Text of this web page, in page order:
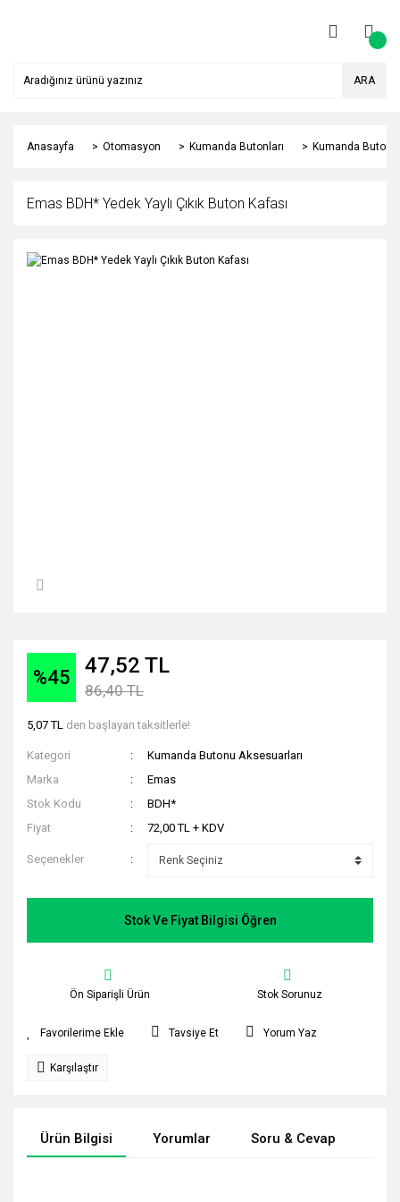
ARA
Anasayfa Otomasyon Kumanda Butonları Kumanda
Emas BDH* Yedek Yaylı Çıkık Buton Kafası
%45 47,52 TL
86,40 TL
5,07 TL den başlayan taksitlerle!
Kategori
Kumanda Butonu Aksesuarları
Marka
Emas
Stok Kodu
BDH*
Fiyat
72,00 TL + KDV
Seçenekler
Stok Ve Fiyat Bilgisi Öğren
Ön Siparişli Ürün Stok Sorunuz
Tavsiye Et Yorum Yaz
Karşılaştır
Ürün Bilgisi Yorumlar Soru & Cevap